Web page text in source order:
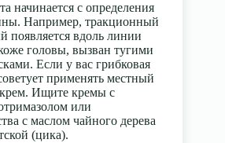
начинается с определения
Например, тракционный
появляется вдоль линии
головы, вызван тугими
Если у вас грибковая
применять местный
Ищите кремы с
или
с маслом чайного дерева
(цика).